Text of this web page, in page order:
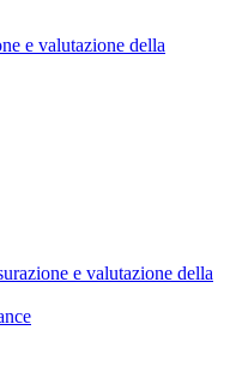
e valutazione della
e valutazione della